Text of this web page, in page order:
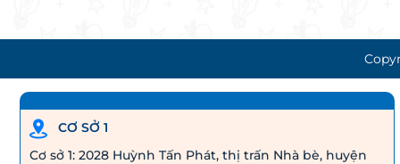
CƠ SỞ 1
Cơ sở 1: 2028 Huỳnh Tấn Phát, thị trấn Nhà bè, huyện